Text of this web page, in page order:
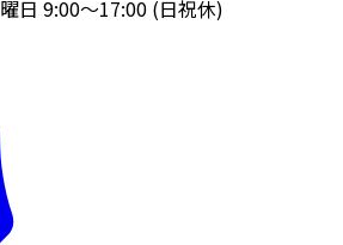
日 9:00〜17:00 (日祝休)